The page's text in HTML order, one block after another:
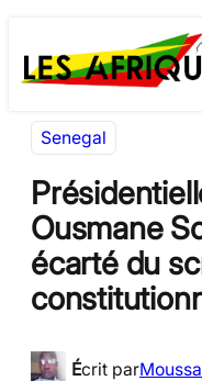
au
contenu
to
content
Senegal
Ousmane
écarté du
Écrit par